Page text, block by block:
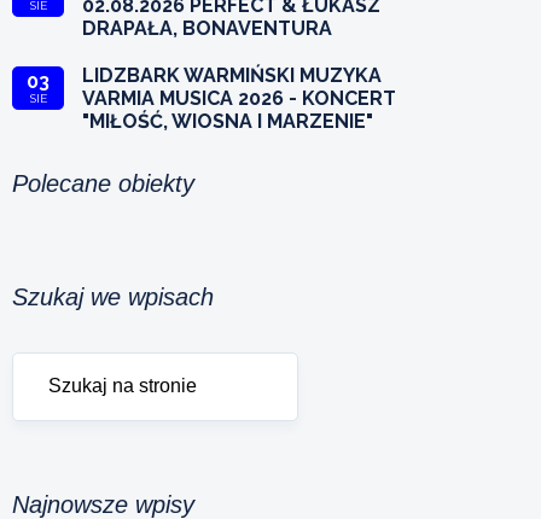
SIE
02.08.2026 PERFECT & ŁUKASZ
DRAPAŁA, BONAVENTURA
03
SIE
LIDZBARK WARMIŃSKI MUZYKA
VARMIA MUSICA 2026 - KONCERT
"MIŁOŚĆ, WIOSNA I MARZENIE"
Polecane obiekty
Szukaj we wpisach
Najnowsze wpisy